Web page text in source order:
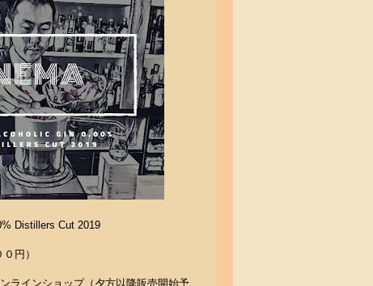
Distillers Cut 2019
円）
ラインショップ（夕方以降販売開始予